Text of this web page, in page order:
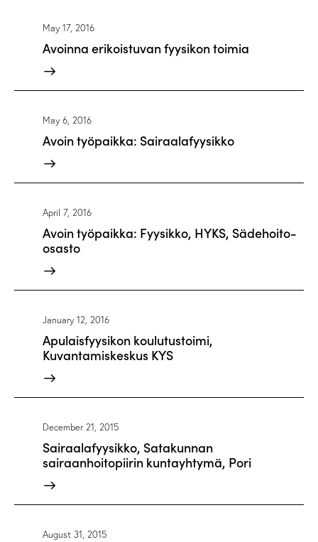
May 17, 2016
Avoinna erikoistuvan fyysikon toimia
May 6, 2016
Avoin työpaikka: Sairaalafyysikko
April 7, 2016
Avoin työpaikka: Fyysikko, HYKS, Sädehoito-
osasto
January 12, 2016
Apulaisfyysikon koulutustoimi,
Kuvantamiskeskus KYS
December 21, 2015
Sairaalafyysikko, Satakunnan
sairaanhoitopiirin kuntayhtymä, Pori
August 31, 2015